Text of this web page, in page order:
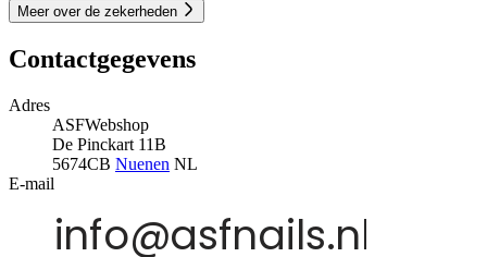
Meer over de zekerheden
Contactgegevens
Adres
ASFWebshop
De Pinckart 11B
5674CB Nuenen NL
E-mail